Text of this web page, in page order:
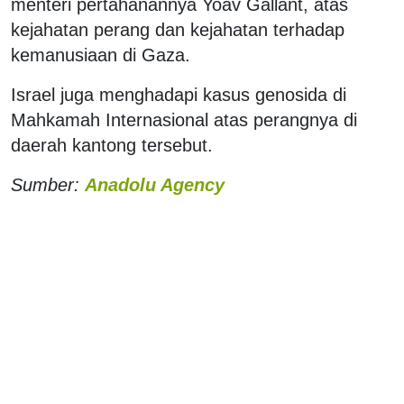
menteri pertahanannya Yoav Gallant, atas
kejahatan perang dan kejahatan terhadap
kemanusiaan di Gaza.
Israel juga menghadapi kasus genosida di
Mahkamah Internasional atas perangnya di
daerah kantong tersebut.
Sumber: Anadolu Agency